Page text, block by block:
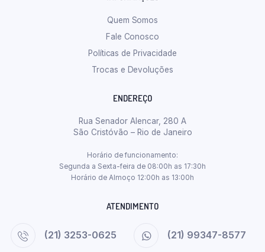
Quem Somos
Fale Conosco
Políticas de Privacidade
Trocas e Devoluções
ENDEREÇO
Rua Senador Alencar, 280 A
São Cristóvão – Rio de Janeiro
Horário de funcionamento:
Segunda a Sexta-feira de 08:00h as 17:30h
Horário de Almoço 12:00h as 13:00h
ATENDIMENTO
(21) 3253-0625 (21) 99347-8577